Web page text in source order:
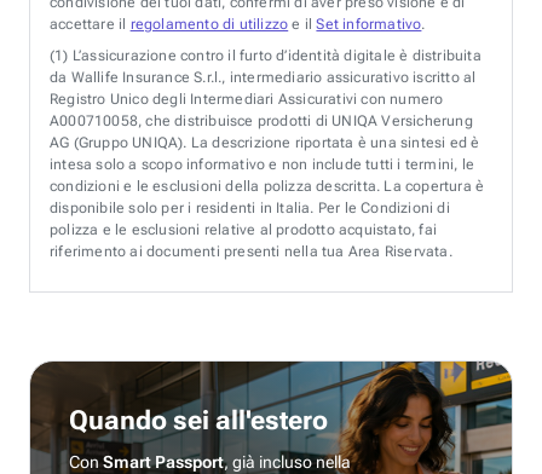
accettare il regolamento di utilizzo e ilSet informativo.
(1) L’assicurazione contro il furto d’identità digitale è distribuita
da Wallife Insurance S.r.l., intermediario assicurativo iscritto al
Registro Unico degli Intermediari Assicurativi con numero
A000710058, che distribuisce prodotti di UNIQA Versicherung
AG (Gruppo UNIQA). La descrizione riportata è una sintesi ed è
intesa solo a scopo informativo e non include tutti i termini, le
condizioni e le esclusioni della polizza descritta. La copertura è
disponibile solo per i residenti in Italia. Per le Condizioni di
polizza e le esclusioni relative al prodotto acquistato, fai
riferimento ai documenti presenti nella tua Area Riservata.
Quando sei all'estero
ConSmart Passport, già incluso nella